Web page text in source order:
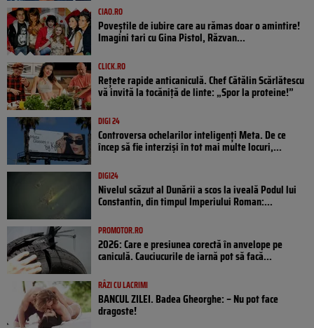
CIAO.RO
Poveştile de iubire care au rămas doar o amintire!
Imagini tari cu Gina Pistol, Răzvan...
CLICK.RO
Rețete rapide anticaniculă. Chef Cătălin Scărlătescu
vă invită la tocăniță de linte: „Spor la proteine!”
DIGI 24
Controversa ochelarilor inteligenți Meta. De ce
încep să fie interziși în tot mai multe locuri,...
DIGI24
Nivelul scăzut al Dunării a scos la iveală Podul lui
Constantin, din timpul Imperiului Roman:...
PROMOTOR.RO
2026: Care e presiunea corectă în anvelope pe
caniculă. Cauciucurile de iarnă pot să facă...
RÂZI CU LACRIMI
BANCUL ZILEI. Badea Gheorghe: – Nu pot face
dragoste!